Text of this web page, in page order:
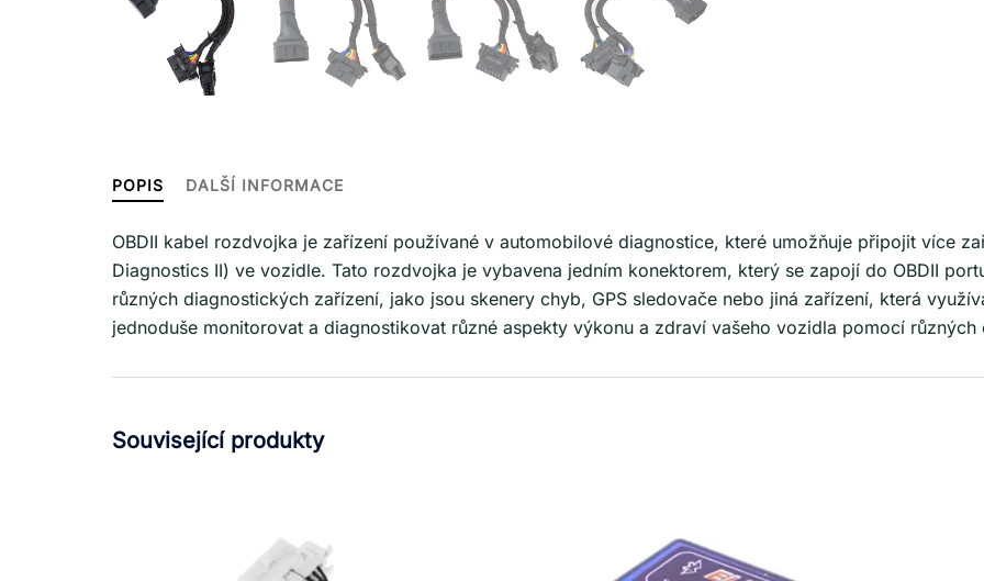
POPIS DALŠÍ INFORMACE
OBDII kabel rozdvojka je zařízení používané v automobilové diagnostice, které umožňuje připojit více
Diagnostics II) ve vozidle. Tato rozdvojka je vybavena jedním konektorem, který se zapojí do OBDII
různých diagnostických zařízení, jako jsou skenery chyb, GPS sledovače nebo jiná zařízení, která
jednoduše monitorovat a diagnostikovat různé aspekty výkonu a zdraví vašeho vozidla pomocí
Související produkty